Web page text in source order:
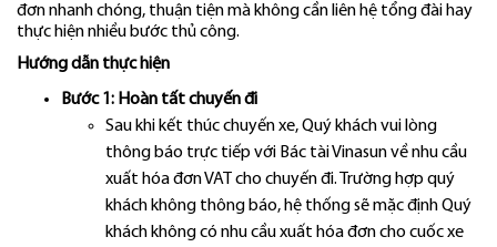
đơn nhanh chóng, thuận tiện mà không cần liên hệ tổng đài hay
thực hiện nhiều bước thủ công.
Hướng dẫn thực hiện
Bước 1: Hoàn tất chuyến đi
Sau khi kết thúc chuyến xe, Quý khách vui lòng
thông báo trực tiếp với Bác tài Vinasun về nhu cầu
xuất hóa đơn VAT cho chuyến đi. Trường hợp quý
khách không thông báo, hệ thống sẽ mặc định Quý
khách không có nhu cầu xuất hóa đơn cho cuốc xe